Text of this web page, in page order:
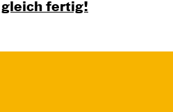
gleich fertig!